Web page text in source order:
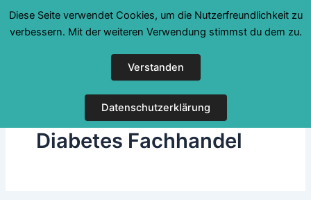
Diabetes Fachhandel
Diese Seite verwendet Cookies, um die Nutzerfreundlichkeit zu
verbessern. Mit der weiteren Verwendung stimmst du dem zu.
Verstanden
Datenschutzerklärung